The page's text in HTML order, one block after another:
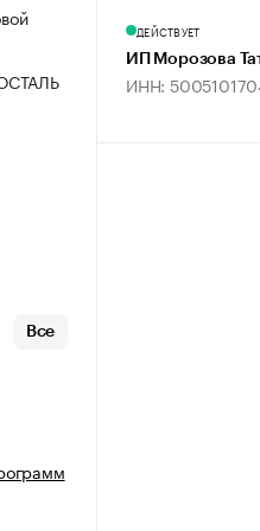
Все
ДЕЙСТВУЕТ
ИП Морозова
ИНН: